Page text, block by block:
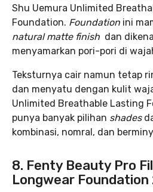
Shu Uemura Unlimited
Foundation. Foundation ini
natural matte finish dan
menyamarkan pori-pori di
Teksturnya cair namun tetap
dan menyatu dengan kulit
Unlimited Breathable Lasting
punya banyak pilihan shades
kombinasi, nomral, dan
8. Fenty Beauty Pro
Longwear Foundation